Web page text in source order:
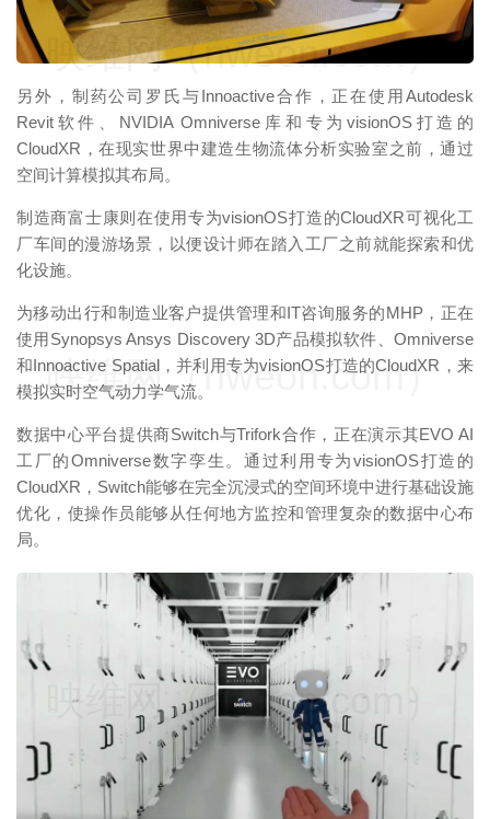
另外，制药公司罗氏与Innoactive合作，正在使用Autodesk
Revit软件、NVIDIA Omniverse库和专为visionOS打造的
CloudXR，在现实世界中建造生物流体分析实验室之前，通过
空间计算模拟其布局。
制造商富士康则在使用专为visionOS打造的CloudXR可视化工
厂车间的漫游场景，以便设计师在踏入工厂之前就能探索和优
化设施。
为移动出行和制造业客户提供管理和IT咨询服务的MHP，正在
使用Synopsys Ansys Discovery 3D产品模拟软件、Omniverse
和Innoactive Spatial，并利用专为visionOS打造的CloudXR，来
模拟实时空气动力学气流。
数据中心平台提供商Switch与Trifork合作，正在演示其EVO AI
工厂的Omniverse数字孪生。通过利用专为visionOS打造的
CloudXR，Switch能够在完全沉浸式的空间环境中进行基础设施
优化，使操作员能够从任何地方监控和管理复杂的数据中心布
局。
映维网（nweon.com）
映维网（nweon.com）
映维网（nweon.com）